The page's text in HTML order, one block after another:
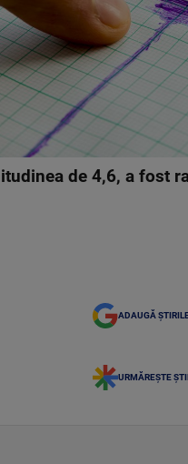
de 4,6, a fost
ADAUGĂ
URMĂREȘTE